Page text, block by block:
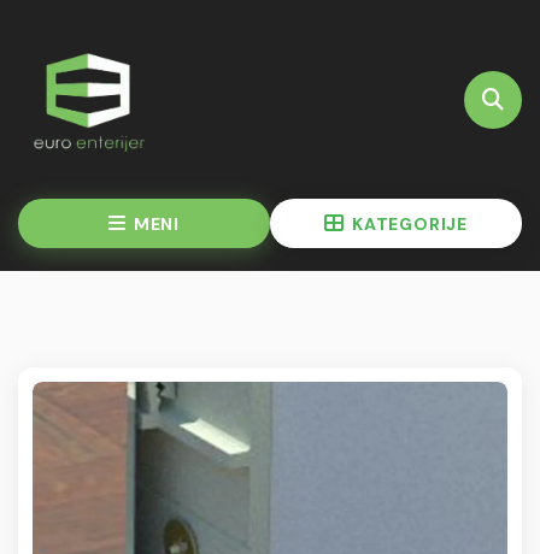
MENI KATEGORIJE